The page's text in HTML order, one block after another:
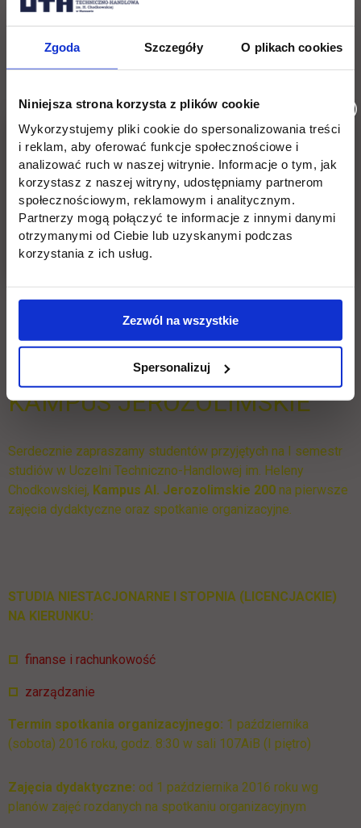
Zgoda Szczegóły O plikach cookies
Niniejsza strona korzysta z plików cookie
Wykorzystujemy pliki cookie do spersonalizowania treści
i reklam, aby oferować funkcje społecznościowe i
analizować ruch w naszej witrynie. Informacje o tym, jak
korzystasz z naszej witryny, udostępniamy partnerom
społecznościowym, reklamowym i analitycznym.
Partnerzy mogą połączyć te informacje z innymi danymi
otrzymanymi od Ciebie lub uzyskanymi podczas
korzystania z ich usług.
Zezwól na wszystkie
Spersonalizuj
8.00, numer sali wg informacji przysłanej smsem (do 7
roku, godz. 15:15 w auli im. prof. Józefa Jury (ul.
Jagiellońska 82D)
UWAGA:
KAMPUS JEROZOLIMSKIE
Serdecznie zapraszamy studentów przyjętych na I semestr
studiów w Uczelni Techniczno-Handlowej im. Heleny
Chodkowskiej, Kampus Al. Jerozolimskie 200 na pierwsze
zajęcia dydaktyczne oraz spotkanie organizacyjne.
STUDIA NIESTACJONARNE I STOPNIA (LICENCJACKIE)
NA KIERUNKU:
finanse i rachunkowość
zarządzanie
Termin spotkania organizacyjnego: 1 października
(sobota) 2016 roku, godz. 8:30 w sali 107AiB (I piętro)
Zajęcia dydaktyczne: od 1 października 2016 roku wg
planów zajęć rozdanych na spotkaniu organizacyjnym